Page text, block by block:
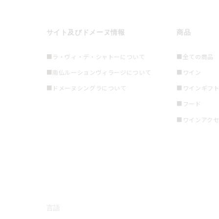
サイト及びドメーヌ情報
■ラ・ヴィ・デ・シャトーについて
■南仏ルーションヴィラージについて
■ドメーヌシングラについて
商品
■全ての商品
■ワイン
■ワインギフト
■フード
■ワインアク
言語